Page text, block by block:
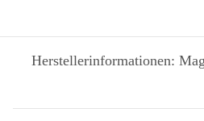
Herstellerinformationen: